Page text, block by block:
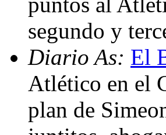
segundo y
Diario As: El
Atlético en el
plan de